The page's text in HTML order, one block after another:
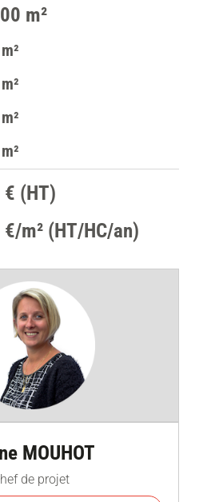
m²
€ (HT)
€/m² (HT/HC/an)
MOUHOT
de projet